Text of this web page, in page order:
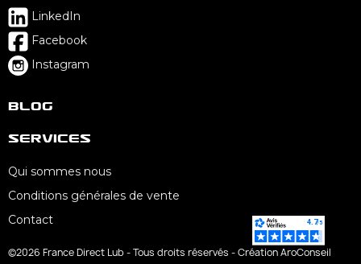
LinkedIn
Facebook
Instagram
Blog
Services
Qui sommes nous
Conditions générales de vente
Contact
©2026 France Direct Lub - Tous droits réservés - Création AroConseil